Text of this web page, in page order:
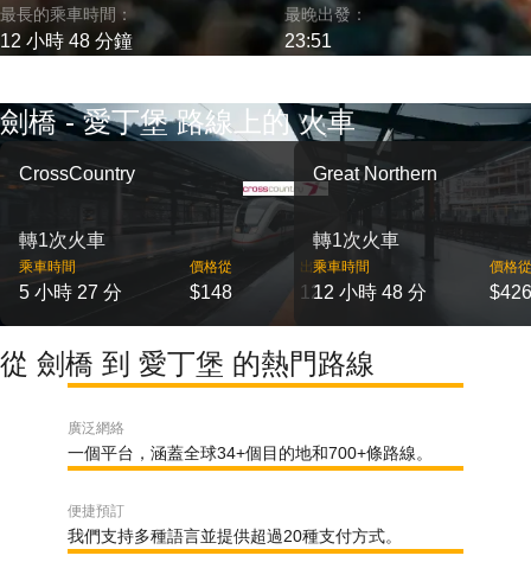
最長的乘車時間：
12 小時 48 分鐘
最晚出發：
23:51
劍橋 - 愛丁堡 路線上的 火車
CrossCountry
轉1次火車
乘車時間
5 小時 27 分
價格從
$148
出發
12
Great Northern
轉1次火車
乘車時間
12 小時 48 分
價格從
$426
從 劍橋 到 愛丁堡 的熱門路線
廣泛網絡
一個平台，涵蓋全球34+個目的地和700+條路線。
便捷預訂
我們支持多種語言並提供超過20種支付方式。